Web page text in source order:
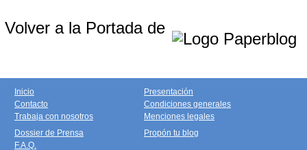
Volver a la Portada de
Inicio
Contacto
Trabaja con nosotros
Presentación
Condiciones generales
Menciones legales
Dossier de Prensa
F.A.Q.
Propón tu blog